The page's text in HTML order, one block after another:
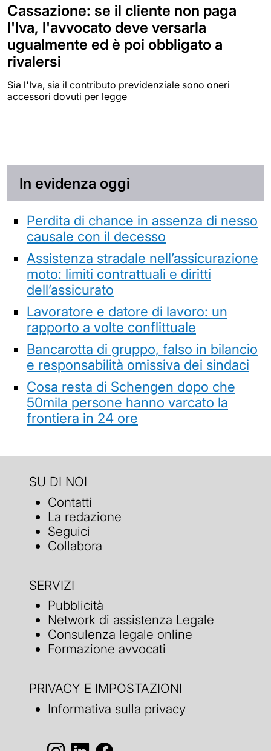
Cassazione: se il cliente non paga
l'Iva, l'avvocato deve versarla
ugualmente ed è poi obbligato a
rivalersi
Sia l'Iva, sia il contributo previdenziale sono oneri
accessori dovuti per legge
In evidenza oggi
Perdita di chance in assenza di nesso
causale con il decesso
Assistenza stradale nell’assicurazione
moto: limiti contrattuali e diritti
dell’assicurato
Lavoratore e datore di lavoro: un
rapporto a volte conflittuale
Bancarotta di gruppo, falso in bilancio
e responsabilità omissiva dei sindaci
Cosa resta di Schengen dopo che
50mila persone hanno varcato la
frontiera in 24 ore
SU DI NOI
Contatti
La redazione
Seguici
Collabora
SERVIZI
Pubblicità
Network di assistenza Legale
Consulenza legale online
Formazione avvocati
PRIVACY E IMPOSTAZIONI
Informativa sulla privacy